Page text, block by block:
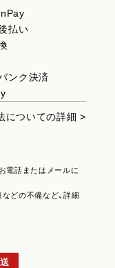
払い
ンク決済
についての詳細 >
電話またはメールに
などの不備など、詳細